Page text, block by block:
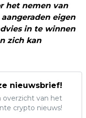
het nemen van
eigen
in te winnen
zich kan
nieuwsbrief!
overzicht van het
crypto nieuws!